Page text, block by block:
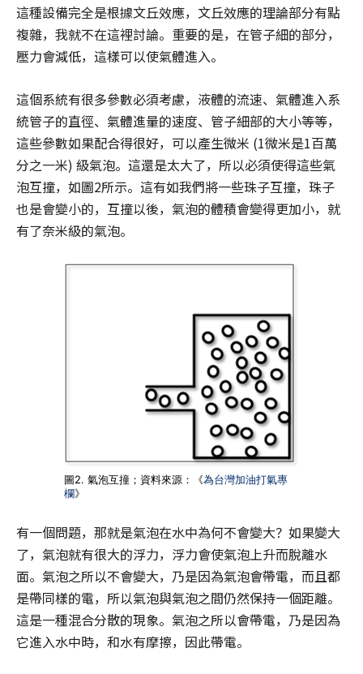
這種設備完全是根據文丘效應，文丘效應的理論部分有點
複雜，我就不在這裡討論。重要的是，在管子細的部分，
壓力會減低，這樣可以使氣體進入。
這個系統有很多參數必須考慮，液體的流速、氣體進入系
統管子的直徑、氣體進量的速度、管子細部的大小等等，
這些參數如果配合得很好，可以產生微米 (1微米是1百萬
分之一米) 級氣泡。這還是太大了，所以必須使得這些氣
泡互撞，如圖2所示。這有如我們將一些珠子互撞，珠子
也是會變小的，互撞以後，氣泡的體積會變得更加小，就
有了奈米級的氣泡。
圖2. 氣泡互撞；資料來源：《為台灣加油打氣專
欄》
有一個問題，那就是氣泡在水中為何不會變大？如果變大
了，氣泡就有很大的浮力，浮力會使氣泡上升而脫離水
面。氣泡之所以不會變大，乃是因為氣泡會帶電，而且都
是帶同樣的電，所以氣泡與氣泡之間仍然保持一個距離。
這是一種混合分散的現象。氣泡之所以會帶電，乃是因為
它進入水中時，和水有摩擦，因此帶電。